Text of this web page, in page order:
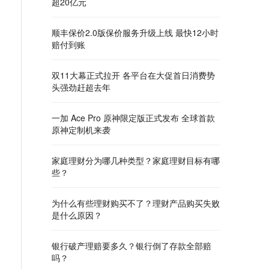
顺丰保价2.0版保价服务升级上线 最快12小时
赔付到账
双11大幕正式拉开 各平台在大促首日消费势
头强劲赶超去年
一加 Ace Pro 原神限定版正式发布 全球首款
原神定制机来袭
家庭理财分为哪几种类型？家庭理财目标有哪
些？
为什么有些理财购买不了？理财产品购买失败
是什么原因？
银行破产理赔要多久？银行倒了存款全部赔
吗？